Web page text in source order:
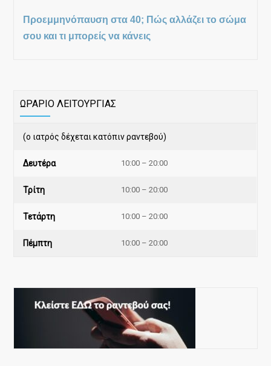
Προεμμηνόπαυση στα 40; Πώς αλλάζει το σώμα
σου και τι μπορείς να κάνεις
ΩΡΑΡΙΟ ΛΕΙΤΟΥΡΓΙΑΣ
(ο ιατρός δέχεται κατόπιν ραντεβού)
Δευτέρα 10:00 – 20:00
Τρίτη 10:00 – 20:00
Τετάρτη 10:00 – 20:00
Πέμπτη 10:00 – 20:00